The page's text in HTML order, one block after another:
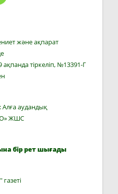
және ақпарат
тіркеліп, №13391-Г
Алға аудандық
ЖШС
бір рет шығады